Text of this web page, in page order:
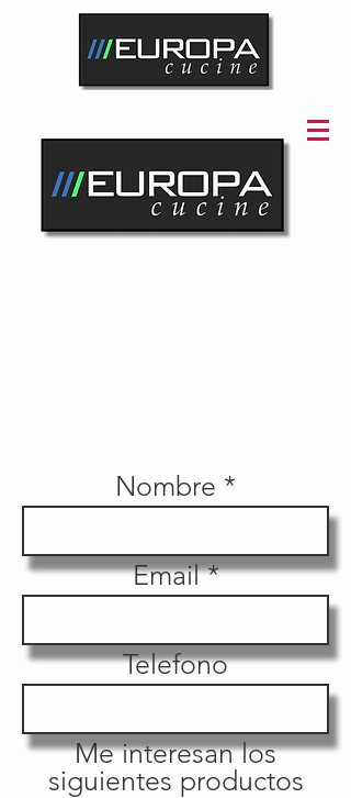
Nombre
Email
Telefono
Me interesan los
siguientes productos